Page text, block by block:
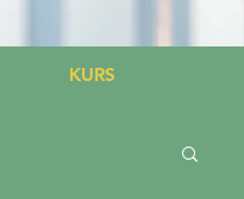
KURS